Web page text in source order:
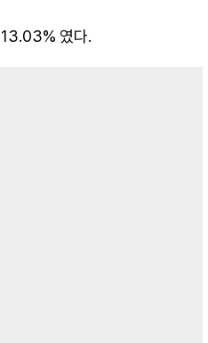
였다.